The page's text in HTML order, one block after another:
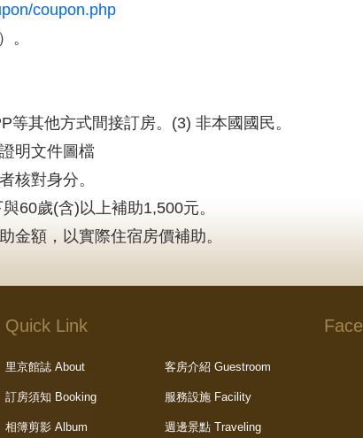
coupon.php
。
其他方式間接訂房。(3) 非本國國民。
明文件圖檔
核對身分。
60歲(含)以上補助1,500元。
金額，以實際住宿房價補助。
Quick Link
里京館誌 About 客房介紹 Guestroom
訂房須知 Booking 服務設施 Facility
相簿剪影 Album 週邊景點 Traveling